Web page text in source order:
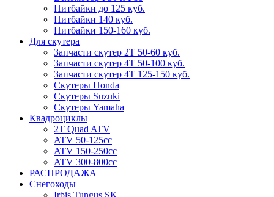
Питбайки до 125 куб.
Питбайки 140 куб.
Питбайки 150-160 куб.
Для скутера
Запчасти скутер 2Т 50-60 куб.
Запчасти скутер 4Т 50-100 куб.
Запчасти скутер 4Т 125-150 куб.
Скутеры Honda
Скутеры Suzuki
Скутеры Yamaha
Квадроциклы
2T Quad ATV
ATV 50-125cc
ATV 150-250cc
ATV 300-800cc
РАСПРОДАЖА
Снегоходы
Irbis Tungus SK